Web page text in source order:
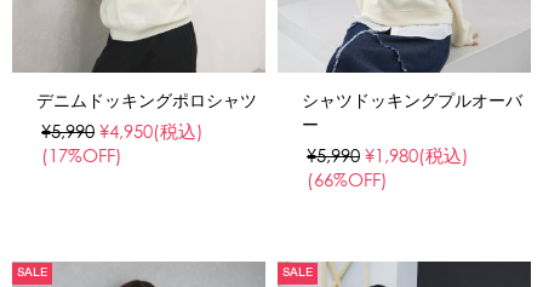
デニムドッキングポロシャツ
¥5,990 ¥4,950(税込)
(17%OFF)
シャツドッキングプルオーバ
ー
¥5,990 ¥1,980(税込)
(66%OFF)
SALE SALE